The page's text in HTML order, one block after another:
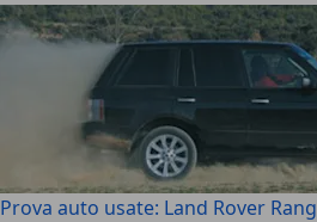
Prova auto usate: Land Rover